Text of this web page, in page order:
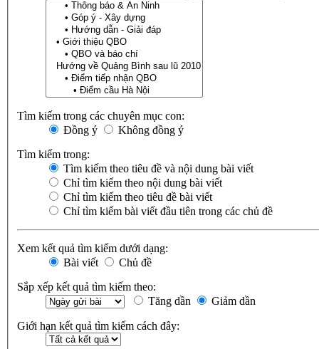
Tìm kiếm trong các chuyên mục con:
Đồng ý
Không đồng ý
Tìm kiếm trong:
Tìm kiếm theo tiêu đề và nội dung bài viết
Chỉ tìm kiếm theo nội dung bài viết
Chỉ tìm kiếm theo tiêu đề bài viết
Chỉ tìm kiếm bài viết đầu tiên trong các chủ đề
Xem kết quả tìm kiếm dưới dạng:
Bài viết
Chủ đề
Sắp xếp kết quả tìm kiếm theo:
Tăng dần
Giảm dần
Giới hạn kết quả tìm kiếm cách đây: